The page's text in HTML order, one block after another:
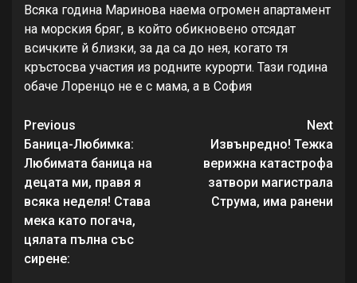
Всяка година Маринова наема огромен апартамент
на морския бряг, в който обикновено отсядат
всичките й близки, за да са до нея, когато тя
кръстосва участия из родните курорти. Тази година
обаче Лоренцо не е с мама, а в София
Continue
Reading
Previous
Баница-Любимка:
Любимата баница на
децата ми, правя я
всяка неделя! Става
мека като погача,
цялата пълна със
сирене:
Next
Извънредно! Тежка
верижна катастрофа
затвори магистрала
Струма, има ранени